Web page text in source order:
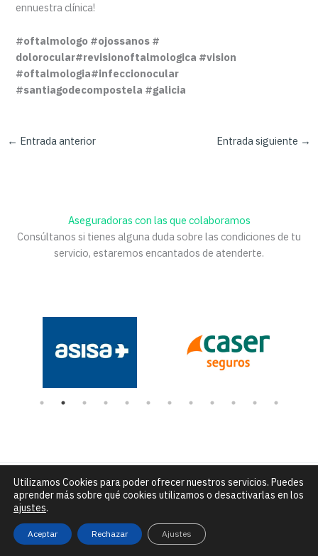
ennuestra clínica!
#oftalmologo #ojossanos #
dolorocular#revisionoftalmologica #vision
#oftalmologia#infeccionocular
#santiagodecompostela #galicia
← Entrada anterior Entrada siguiente →
Aseguradoras con las que colaboramos
Consúltanos si tienes alguna duda sobre las condiciones de tu
servicio, estaremos encantados de atenderte.
Número de Rexistro Sanitario: C-15-004432 |C/ Alfredo Brañas
núm. 7 - Santiago de Compostela |info@clinicadceo.com| Tfn: 881
Aviso legal, política de privacidad y de cookies
Utilizamos Cookies para poder ofrecer nuestros servicios. Puedes
aprender más sobre qué cookies utilizamos o desactivarlas en los
ajustes.
Aceptar Rechazar Ajustes